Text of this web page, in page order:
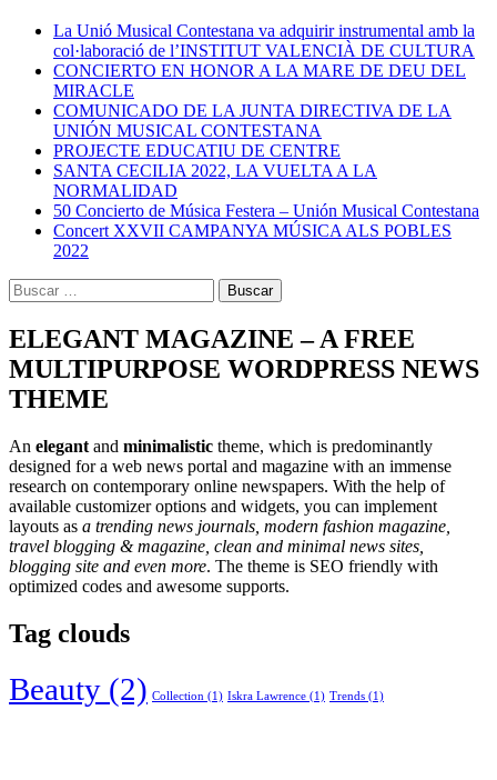
La Unió Musical Contestana va adquirir instrumental amb la
col·laboració de l’INSTITUT VALENCIÀ DE CULTURA
CONCIERTO EN HONOR A LA MARE DE DEU DEL
MIRACLE
COMUNICADO DE LA JUNTA DIRECTIVA DE LA
UNIÓN MUSICAL CONTESTANA
PROJECTE EDUCATIU DE CENTRE
SANTA CECILIA 2022, LA VUELTA A LA
NORMALIDAD
50 Concierto de Música Festera – Unión Musical Contestana
Concert XXVII CAMPANYA MÚSICA ALS POBLES
2022
Buscar:
ELEGANT MAGAZINE – A FREE
MULTIPURPOSE WORDPRESS NEWS
THEME
An elegant and minimalistic theme, which is predominantly
designed for a web news portal and magazine with an immense
research on contemporary online newspapers. With the help of
available customizer options and widgets, you can implement
layouts as a trending news journals, modern fashion magazine,
travel blogging & magazine, clean and minimal news sites,
blogging site and even more. The theme is SEO friendly with
optimized codes and awesome supports.
Tag clouds
Beauty (2) Collection (1) Iskra Lawrence (1) Trends (1)